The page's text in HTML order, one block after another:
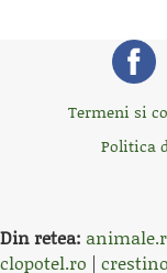
Termeni si
Politica
Din retea:
clopotel.ro |